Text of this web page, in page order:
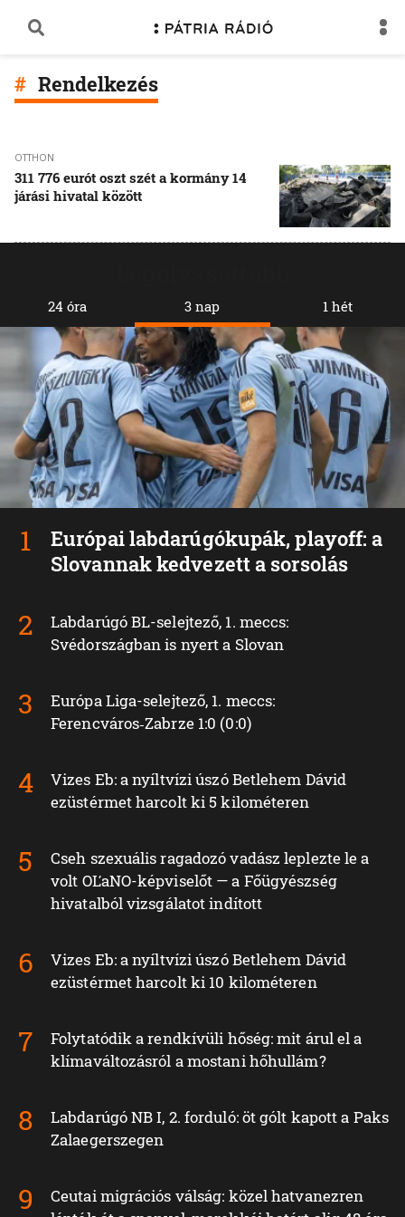
Rendelkezés
OTTHON
311 776 eurót oszt szét a kormány 14
járási hivatal között
24 óra 3 nap
Európai labdarúgókupák, playoff: a
Slovannak kedvezett a sorsolás
Labdarúgó BL-selejtező, 1. meccs:
Svédországban is nyert a Slovan
Európa Liga-selejtező, 1. meccs:
Ferencváros‑Zabrze 1:0 (0:0)
Vizes Eb: a nyíltvízi úszó Betlehem Dávid
ezüstérmet harcolt ki 5 kilométeren
Cseh szexuális ragadozó vadász leplezte le a
volt OĽaNO-képviselőt — a Főügyészség
hivatalból vizsgálatot indított
Vizes Eb: a nyíltvízi úszó Betlehem Dávid
ezüstérmet harcolt ki 10 kilométeren
Folytatódik a rendkívüli hőség: mit árul el a
klímaváltozásról a mostani hőhullám?
Labdarúgó NB I, 2. forduló: öt gólt kapott a Paks
Zalaegerszegen
Ceutai migrációs válság: közel hatvanezren
1 hét